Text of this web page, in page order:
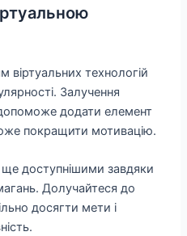
віртуальних технологій
Залучення
додати елемент
покращити мотивацію.
ще доступнішими завдяки
Долучайтеся до
досягти мети і